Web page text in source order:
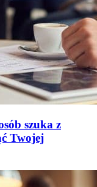
szuka z
Twojej